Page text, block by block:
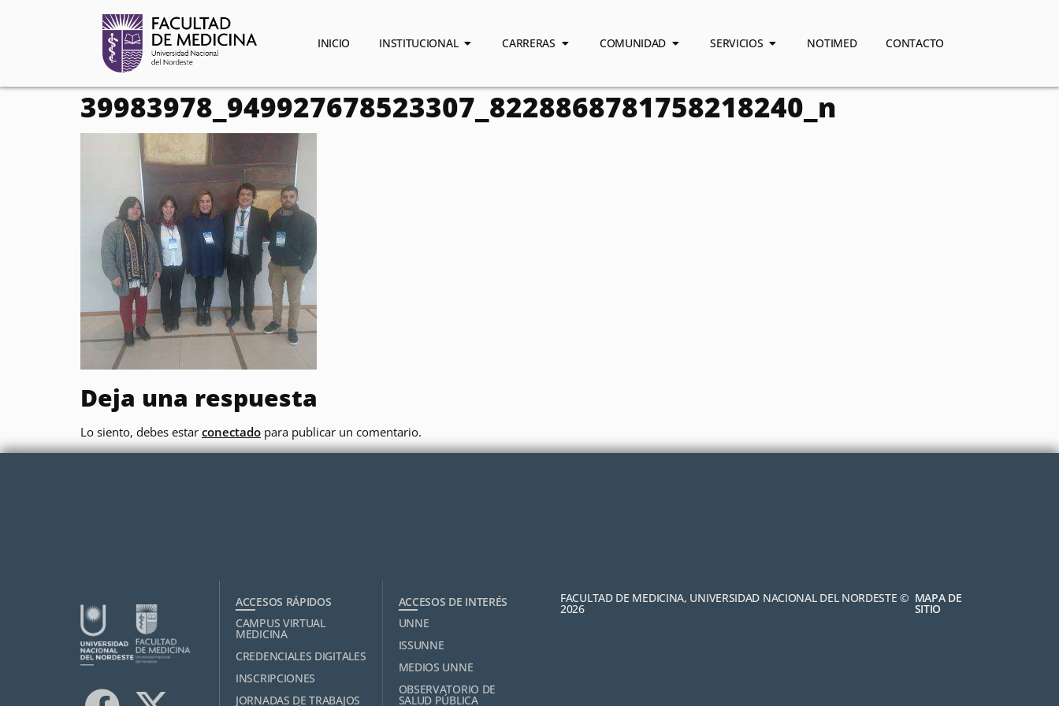
INICIO INSTITUCIONAL CARRERAS COMUNIDAD SERVICIOS NOTIMED CONTACTO
39983978_949927678523307_8228868781758218240_n
Deja una respuesta
Lo siento, debes estar conectado para publicar un comentario.
ACCESOS RÁPIDOS
CAMPUS VIRTUAL
MEDICINA
CREDENCIALES DIGITALES
INSCRIPCIONES
JORNADAS DE TRABAJOS
ACCESOS DE INTERÉS
UNNE
ISSUNNE
MEDIOS UNNE
OBSERVATORIO DE
SALUD PÚBLICA
FACULTAD DE MEDICINA, UNIVERSIDAD NACIONAL DEL NORDESTE ©
2026
MAPA DE
SITIO